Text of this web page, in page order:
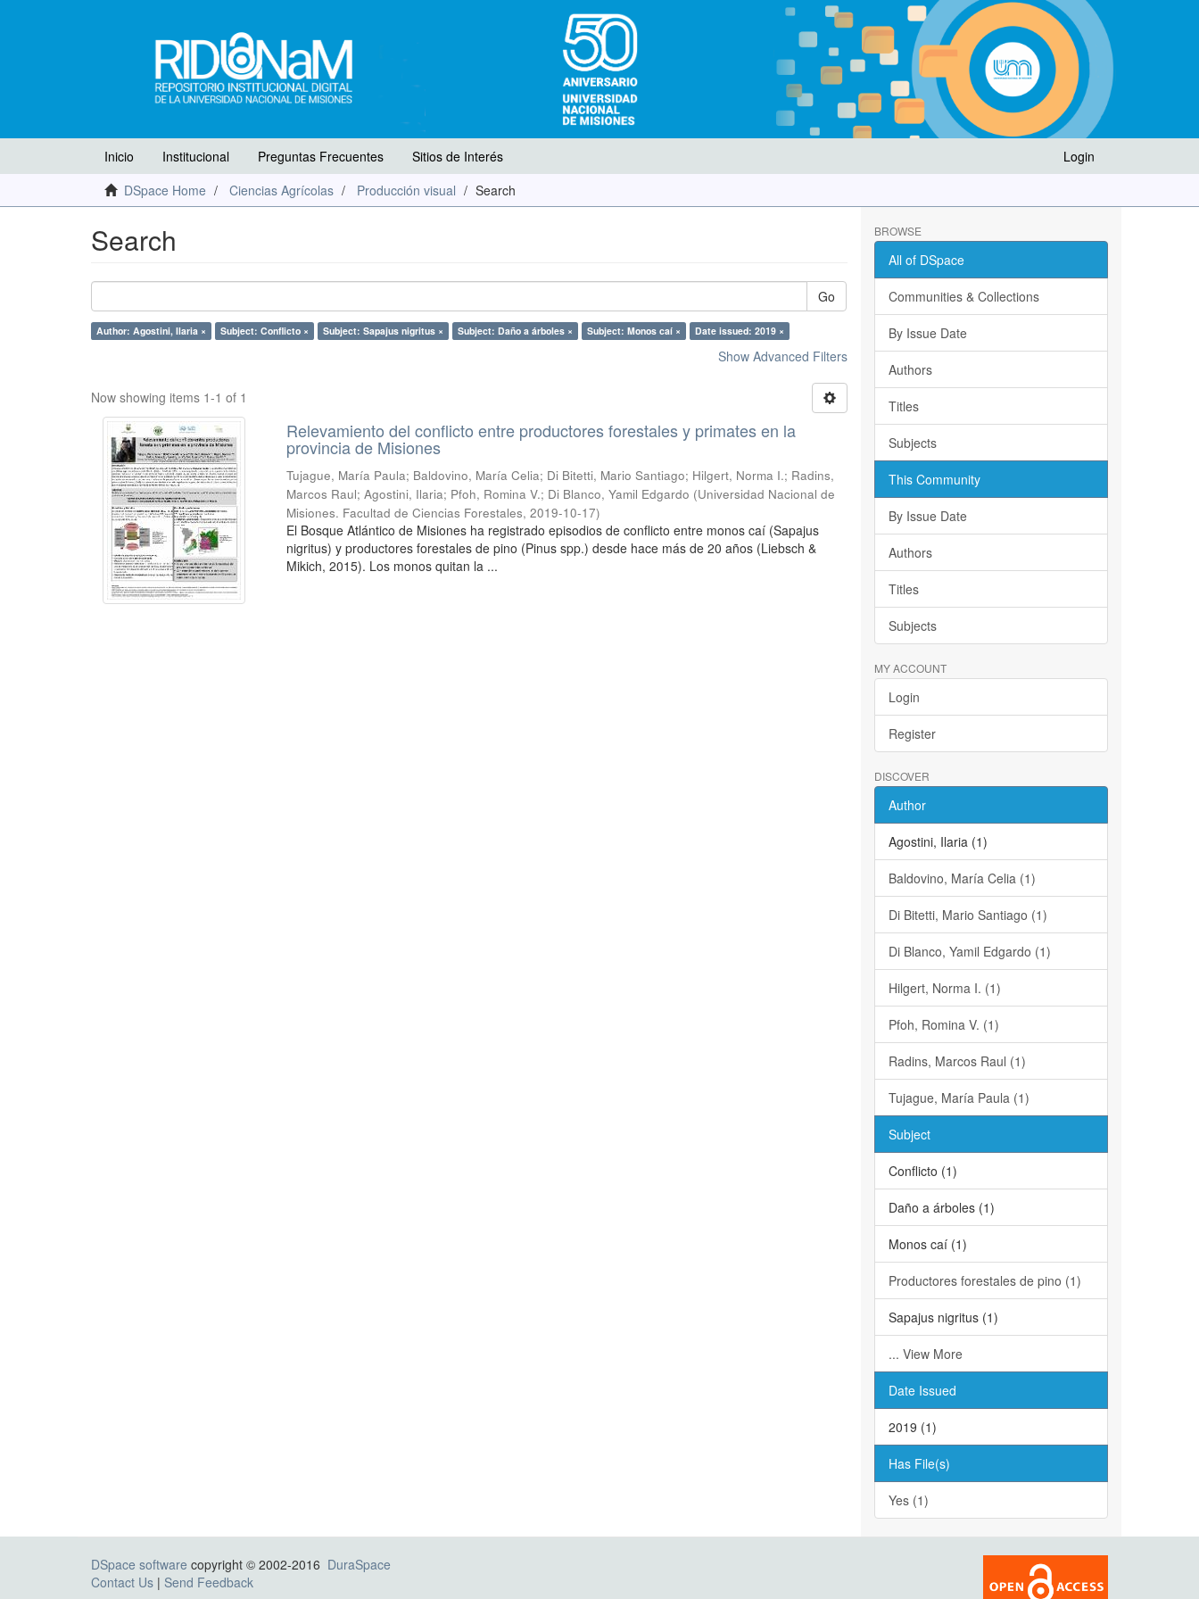
Login
Inicio Institucional Preguntas Frecuentes
Sitios de Interés
DSpace Home
Ciencias Agrícolas Producción visual Search
Search
Go
Author: Agostini, Ilaria × Subject: Conflicto × Subject: Sapajus nigritus × Subject: Daño a árboles × Subject: Monos caí × Date issued: 2019 ×
Show Advanced Filters
Now showing items 1-1 of 1
Relevamiento del conflicto entre productores forestales y primates en la
provincia de Misiones
Tujague, María Paula; Baldovino, María Celia; Di Bitetti, Mario Santiago; Hilgert, Norma I.; Radins,
Marcos Raul; Agostini, Ilaria; Pfoh, Romina V.; Di Blanco, Yamil Edgardo (Universidad Nacional de
Misiones. Facultad de Ciencias Forestales,2019-10-17)
El Bosque Atlántico de Misiones ha registrado episodios de conflicto entre monos caí (Sapajus
nigritus) y productores forestales de pino (Pinus spp.) desde hace más de 20 años (Liebsch &
Mikich, 2015). Los monos quitan la ...
BROWSE
All of DSpace
Communities & Collections
By Issue Date
Authors
Titles
Subjects
This Community
By Issue Date
Authors
Titles
Subjects
MY ACCOUNT
Login
Register
DISCOVER
Author
Agostini, Ilaria (1)
Baldovino, María Celia (1)
Di Bitetti, Mario Santiago (1)
Di Blanco, Yamil Edgardo (1)
Hilgert, Norma I. (1)
Pfoh, Romina V. (1)
Radins, Marcos Raul (1)
Tujague, María Paula (1)
Subject
Conflicto (1)
Daño a árboles (1)
Monos caí (1)
Productores forestales de pino (1)
Sapajus nigritus (1)
... View More
Date Issued
2019 (1)
Has File(s)
Yes (1)
DSpace software copyright © 2002-2016 DuraSpace
Contact Us | Send Feedback